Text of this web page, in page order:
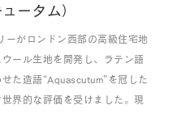
ータム）
ーがロンドン西部の高級住宅地
ール生地を開発し、ラテン語
た造語“Aquascutum”を冠した
界的な評価を受けました。現